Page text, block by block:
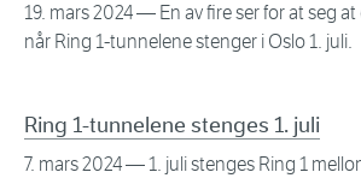
19. mars 2024— En av fire ser for at seg at
når Ring 1-tunnelene stenger i Oslo 1. juli.
Ring 1-tunnelene stenges 1. juli
7. mars 2024— 1. juli stenges Ring 1